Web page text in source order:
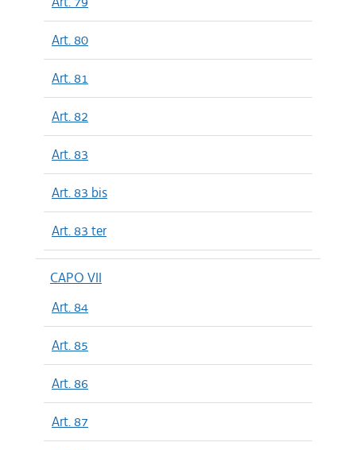
Art. 80
Art. 81
Art. 82
Art. 83
Art. 83 bis
Art. 83 ter
CAPO VII
Art. 84
Art. 85
Art. 86
Art. 87